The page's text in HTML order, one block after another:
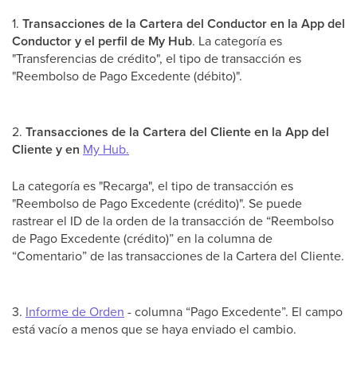
1. Transacciones de la Cartera del Conductor en la App del
Conductor y el perfil de My Hub. La categoría es
"Transferencias de crédito", el tipo de transacción es
"Reembolso de Pago Excedente (débito)".
2. Transacciones de la Cartera del Cliente en la App del
Cliente y en My Hub.
La categoría es "Recarga", el tipo de transacción es
"Reembolso de Pago Excedente (crédito)". Se puede
rastrear el ID de la orden de la transacción de “Reembolso
de Pago Excedente (crédito)” en la columna de
“Comentario” de las transacciones de la Cartera del Cliente.
3. Informe de Orden - columna “Pago Excedente”. El campo
está vacío a menos que se haya enviado el cambio.